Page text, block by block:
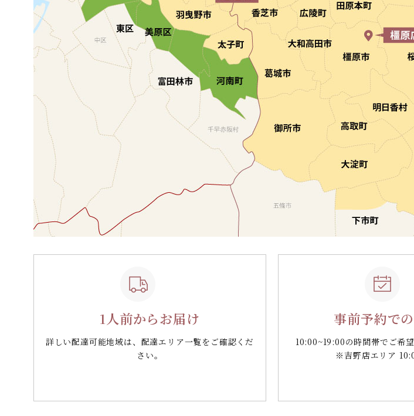
1人前からお届け
詳しい配達可能地域は、配達エリア一覧をご確認くだ
さい。
事前予約で
10:00~19:00の時間帯で ご希
※吉野店エリア